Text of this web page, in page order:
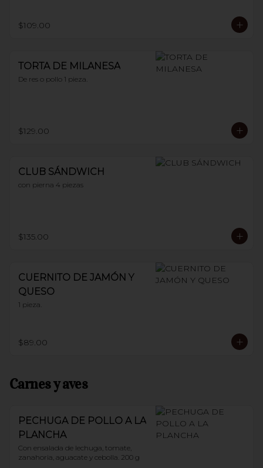
$109.00
TORTA DE MILANESA
De res o pollo 1 pieza.
$129.00
CLUB SÁNDWICH
con pierna 4 piezas
$135.00
CUERNITO DE JAMÓN Y
QUESO
1 pieza.
$89.00
Carnes y aves
PECHUGA DE POLLO A LA
PLANCHA
Con ensalada de lechuga, tomate,
zanahoria, aguacate y cebolla. 200 g